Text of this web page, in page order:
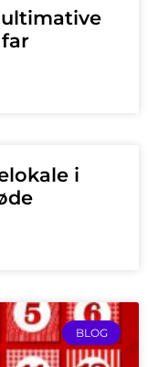
ultimative
i
BLOG